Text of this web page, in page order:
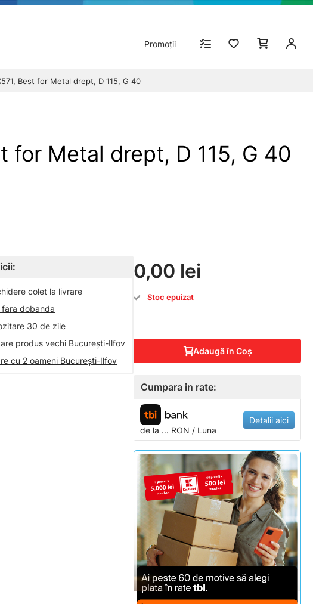
Promoții
Best for Metal drept, D 115, G 40
Metal drept, D 115, G 40
colet la livrare
fara dobanda
30 de zile
produs vechi București-Ilfov
cu 2 oameni București-Ilfov
0,00 lei
Stoc epuizat
Adaugă în Coş
Cumpara in rate:
de la ... RON / Luna
Detalii aici